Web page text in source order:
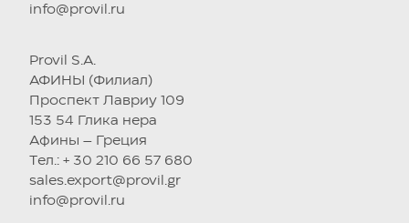
info@provil.ru
Provil S.A.
АФИНЫ (Филиал)
Проспект Лавриу 109
153 54 Глика нера
Афины – Греция
Tел.: + 30 210 66 57 680
sales.export@provil.gr
info@provil.ru